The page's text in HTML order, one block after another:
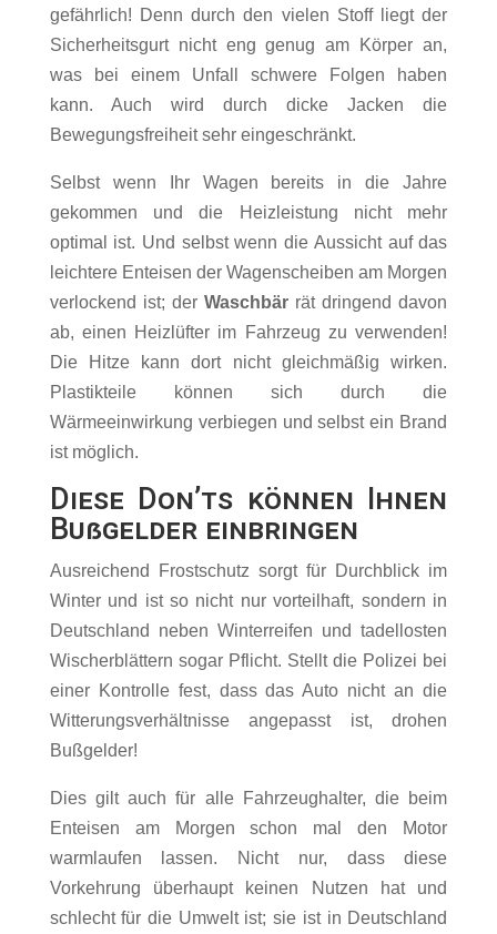
gefährlich! Denn durch den vielen Stoff liegt der
Sicherheitsgurt nicht eng genug am Körper an,
was bei einem Unfall schwere Folgen haben
kann. Auch wird durch dicke Jacken die
Bewegungsfreiheit sehr eingeschränkt.
Selbst wenn Ihr Wagen bereits in die Jahre
gekommen und die Heizleistung nicht mehr
optimal ist. Und selbst wenn die Aussicht auf das
leichtere Enteisen der Wagenscheiben am Morgen
verlockend ist; der Waschbär rät dringend davon
ab, einen Heizlüfter im Fahrzeug zu verwenden!
Die Hitze kann dort nicht gleichmäßig wirken.
Plastikteile können sich durch die
Wärmeeinwirkung verbiegen und selbst ein Brand
ist möglich.
Diese Don’ts können Ihnen
Bußgelder einbringen
Ausreichend Frostschutz sorgt für Durchblick im
Winter und ist so nicht nur vorteilhaft, sondern in
Deutschland neben Winterreifen und tadellosten
Wischerblättern sogar Pflicht. Stellt die Polizei bei
einer Kontrolle fest, dass das Auto nicht an die
Witterungsverhältnisse angepasst ist, drohen
Bußgelder!
Dies gilt auch für alle Fahrzeughalter, die beim
Enteisen am Morgen schon mal den Motor
warmlaufen lassen. Nicht nur, dass diese
Vorkehrung überhaupt keinen Nutzen hat und
schlecht für die Umwelt ist; sie ist in Deutschland